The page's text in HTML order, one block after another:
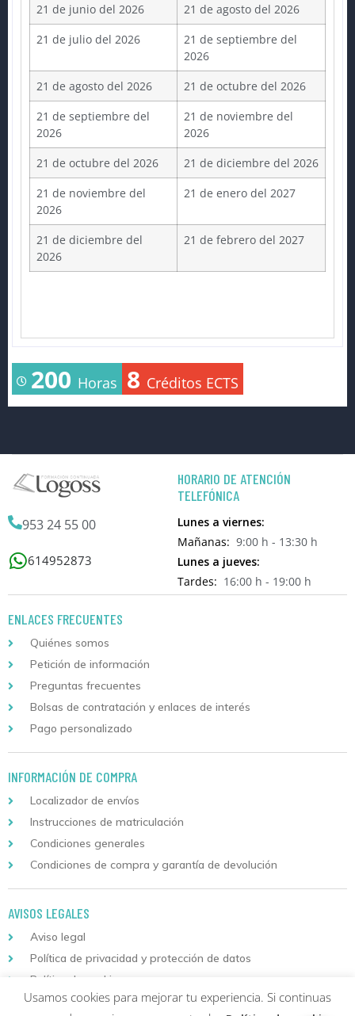
21 de junio del 2026
21 de agosto del 2026
21 de julio del 2026
21 de septiembre del
2026
21 de agosto del 2026
21 de octubre del 2026
21 de septiembre del
2026
21 de noviembre del
2026
21 de octubre del 2026
21 de diciembre del 2026
21 de noviembre del
2026
21 de enero del 2027
21 de diciembre del
2026
21 de febrero del 2027
200 Horas 8 Créditos ECTS
953 24 55 00
614952873
HORARIO DE ATENCIÓN
TELEFÓNICA
Lunes a viernes:
Mañanas: 9:00 h - 13:30 h
Lunes a jueves:
Tardes: 16:00 h - 19:00 h
ENLACES FRECUENTES
Quiénes somos
Petición de información
Preguntas frecuentes
Bolsas de contratación y enlaces de interés
Pago personalizado
INFORMACIÓN DE COMPRA
Localizador de envíos
Instrucciones de matriculación
Condiciones generales
Condiciones de compra y garantía de devolución
AVISOS LEGALES
Aviso legal
Política de privacidad y protección de datos
Política de cookies
Usamos cookies para mejorar tu experiencia. Si continuas